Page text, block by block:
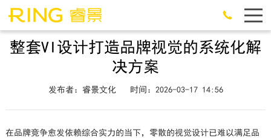
整套VI设计打造品牌视觉的系统化解
决方案
发布者：睿景文化 时间：2026-03-17 14:56
在品牌竞争愈发依赖综合实力的当下，零散的视觉设计已难以满足品